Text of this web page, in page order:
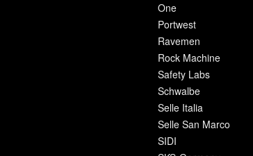
One
Portwest
Ravemen
Rock Machine
Safety Labs
Schwalbe
Selle Italia
Selle San Marco
SIDI